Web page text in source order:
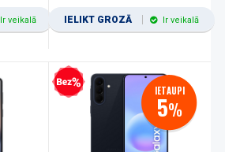
Ir veikalā IELIKT GROZĀ Ir veikalā
Bezprocentu kredīts IETAUPI
5%